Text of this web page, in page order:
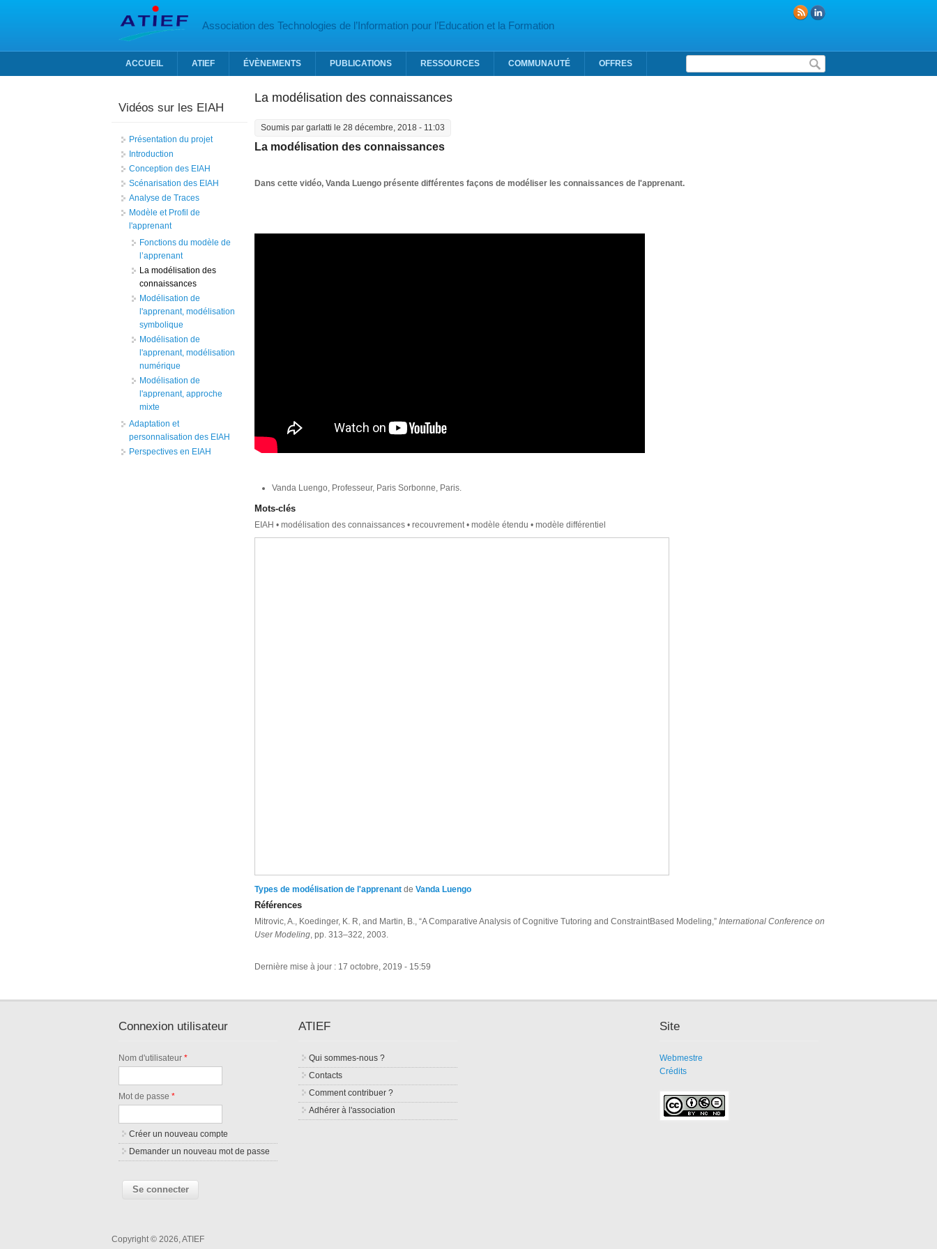
Association des Technologies de l’Information pour l’Education et la Formation
Formulaire de recherche
ACCUEIL ATIEF ÉVÈNEMENTS PUBLICATIONS RESSOURCES COMMUNAUTÉ OFFRES
La modélisation des connaissances
Soumis par garlatti le 28 décembre, 2018 - 11:03
La modélisation des connaissances
Dans cette vidéo, Vanda Luengo présente différentes façons de modéliser les connaissances de l'apprenant.
Vanda Luengo, Professeur, Paris Sorbonne, Paris.
Mots-clés
EIAH • modélisation des connaissances • recouvrement • modèle étendu • modèle différentiel
Types de modélisation de l'apprenant de Vanda Luengo
Références
Mitrovic, A., Koedinger, K. R, and Martin, B., “A Comparative Analysis of Cognitive Tutoring and ConstraintBased Modeling,” International Conference on
User Modeling, pp. 313–322, 2003.
Dernière mise à jour : 17 octobre, 2019 - 15:59
Vidéos sur les EIAH
Présentation du projet
Introduction
Conception des EIAH
Scénarisation des EIAH
Analyse de Traces
Modèle et Profil de
l'apprenant
Fonctions du modèle de
l’apprenant
La modélisation des
connaissances
Modélisation de
l'apprenant, modélisation
symbolique
Modélisation de
l'apprenant, modélisation
numérique
Modélisation de
l'apprenant, approche
mixte
Adaptation et
personnalisation des EIAH
Perspectives en EIAH
Connexion utilisateur
Nom d'utilisateur*
Mot de passe*
Créer un nouveau compte
Demander un nouveau mot de passe
ATIEF
Qui sommes-nous ?
Contacts
Comment contribuer ?
Adhérer à l'association
Site
Webmestre
Crédits
Copyright © 2026, ATIEF